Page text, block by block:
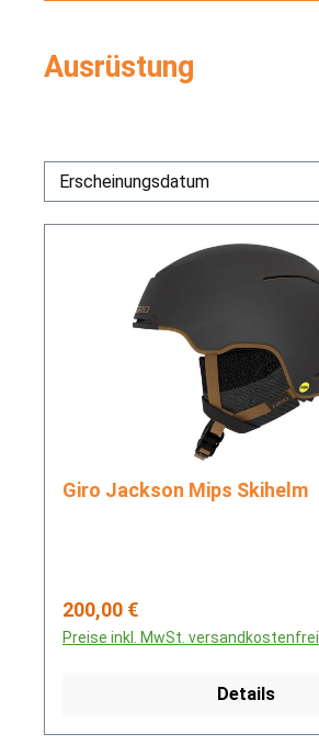
Ausrüstung
Giro Jackson Mips Skihelm
Regulärer Preis:
200,00 €
Preise inkl. MwSt. versandkostenfrei
Details